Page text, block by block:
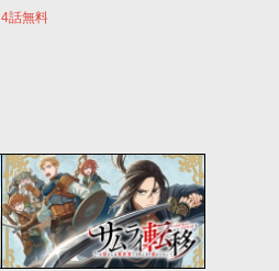
4話無料